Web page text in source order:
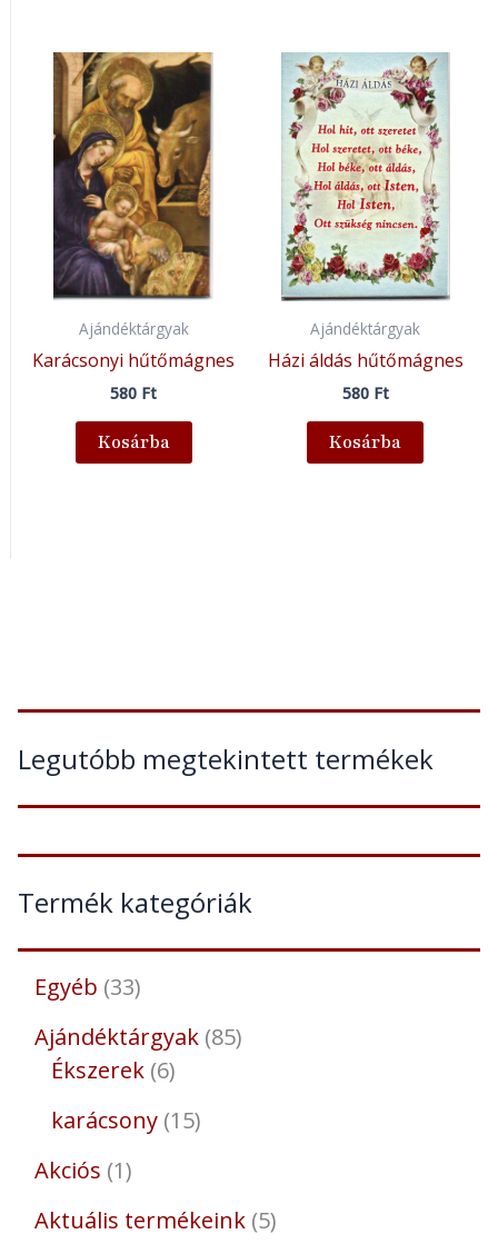
Legutóbb megtekintett termékek
Termék kategóriák
Egyéb 33
Ajándéktárgyak 85
Ékszerek 6
karácsony 15
Akciós 1
Aktuális termékeink 5
Ajándéktárgyak
Karácsonyi hűtőmágnes
580 Ft
Kosárba
Ajándéktárgyak
Házi áldás hűtőmágnes
580 Ft
Kosárba